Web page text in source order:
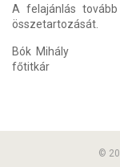
A felajánlás
összetartozását.
Bók Mihály
főtitkár
©